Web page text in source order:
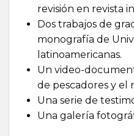
revisión en revista
Dos trabajos de
monografía de
latinoamericanas.
Un video-
de pescadores y el
Una serie de
Una galería